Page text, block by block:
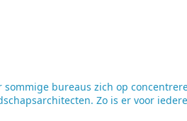
bureaus zich op
Zo is er voor